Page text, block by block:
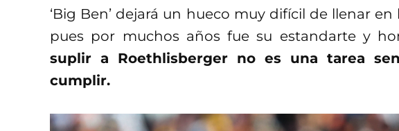
‘Big Ben’ dejará un hueco muy difícil de llenar
pues por muchos años fue su estandarte y
suplir a Roethlisberger no es una tarea
cumplir.